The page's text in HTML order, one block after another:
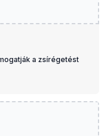
a zsírégetést